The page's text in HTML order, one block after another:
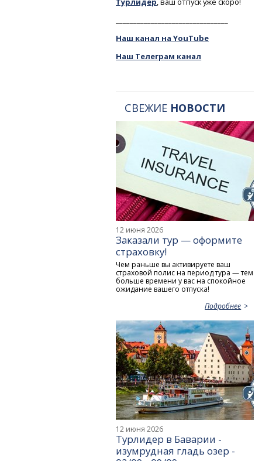
Наш канал на YouTube
Наш Телеграм канал
СВЕЖИЕ НОВОСТИ
12 июня 2026
Заказали тур — оформите
страховку!
Чем раньше вы активируете ваш
страховой полис на период тура — тем
больше времени у вас на спокойное
ожидание вашего отпуска!
Подробнее
12 июня 2026
Турлидер в Баварии -
изумрудная гладь озер -